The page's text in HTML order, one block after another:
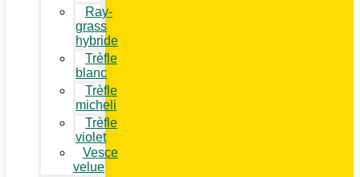
Ray-
grass
hybride
Trèfle
blanc
Trèfle
micheli
Trèfle
violet
Vesce
velue